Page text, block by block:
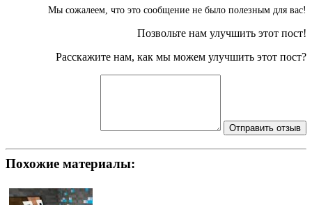
Мы сожалеем, что это сообщение не было полезным для вас!
Позвольте нам улучшить этот пост!
Расскажите нам, как мы можем улучшить этот пост?
Отправить отзыв
Похожие материалы: